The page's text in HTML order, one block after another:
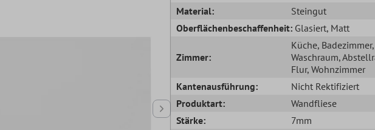
Material:
Steingut
Oberflächenbeschaffenheit: Glasiert, Matt
Zimmer:
Küche, Badezimmer,
Waschraum,
Flur, Wohnzimmer
Kantenausführung:
Nicht Rektifiziert
Produktart:
Wandfliese
Stärke:
7mm